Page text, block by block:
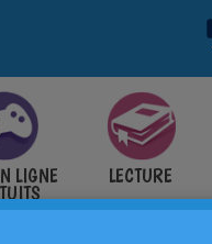
LIGNE LECTURE